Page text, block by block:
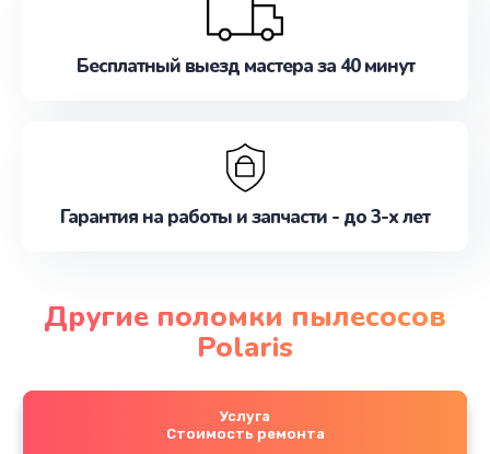
Бесплатный выезд мастера за 40 минут
Гарантия на работы и запчасти - до 3-х лет
Другие поломки пылесосов
Polaris
Услуга
Стоимость ремонта